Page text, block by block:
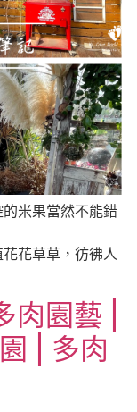
米果當然不能錯
花草草，彷彿人
肉園藝 |
| 多肉